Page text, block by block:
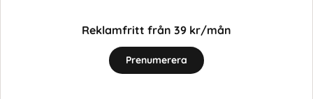
Reklamfritt från 39 kr/mån
Prenumerera